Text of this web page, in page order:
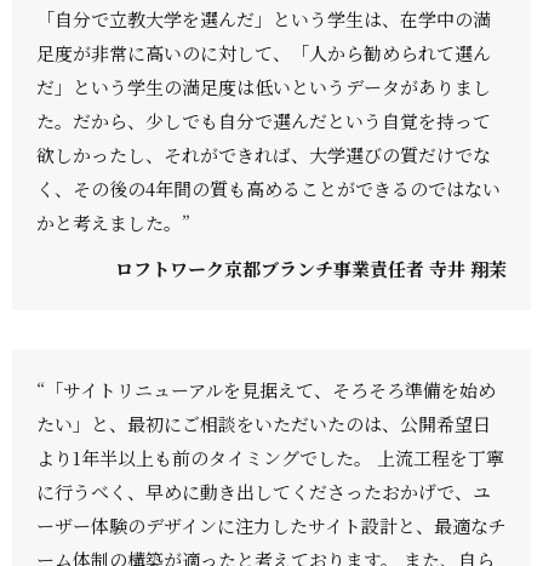
「自分で立教大学を選んだ」という学生は、在学中の満
足度が非常に高いのに対して、「人から勧められて選ん
だ」という学生の満足度は低いというデータがありまし
た。だから、少しでも自分で選んだという自覚を持って
欲しかったし、それができれば、大学選びの質だけでな
く、その後の4年間の質も高めることができるのではない
かと考えました。”
ロフトワーク京都ブランチ事業責任者 寺井 翔茉
“「サイトリニューアルを見据えて、そろそろ準備を始め
たい」と、最初にご相談をいただいたのは、公開希望日
より1年半以上も前のタイミングでした。 上流工程を丁寧
に行うべく、早めに動き出してくださったおかげで、ユ
ーザー体験のデザインに注力したサイト設計と、最適なチ
ーム体制の構築が適ったと考えております。 また、自ら